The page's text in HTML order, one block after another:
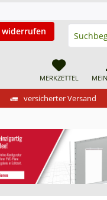
versicherter Versand
widerrufen
MERKZETTEL